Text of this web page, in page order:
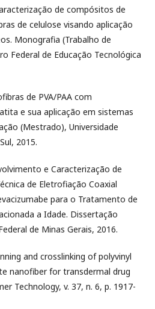
de compósitos de
de celulose visando aplicação
Monografia (Trabalho de
Federal de Educação Tecnológica
de PVA/PAA com
e sua aplicação em sistemas
(Mestrado), Universidade
2015.
e Caracterização de
de Eletrofiação Coaxial
para o Tratamento de
a Idade. Dissertação
de Minas Gerais, 2016.
and crosslinking of polyvinyl
nanofiber for transdermal drug
Technology, v. 37, n. 6, p. 1917-